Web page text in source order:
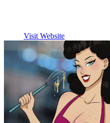
Visit Website